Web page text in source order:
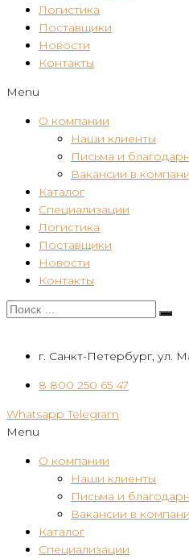
Логистика
Поставщики
Новости
Контакты
Menu
О компании
Наши клиенты
Письма и
Вакансии в
Каталог
Специализации
Логистика
Поставщики
Новости
Контакты
г. Санкт-Петербург, ул.
8 800 250 65 47
Whatsapp Telegram
Menu
О компании
Наши клиенты
Письма и
Вакансии в
Каталог
Специализации